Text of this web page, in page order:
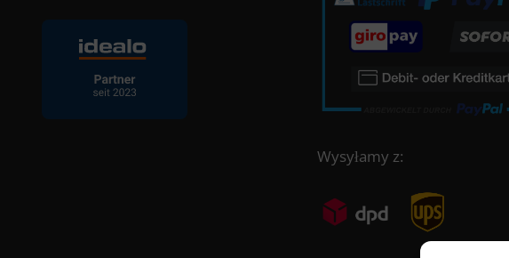
Wysyłamy z: